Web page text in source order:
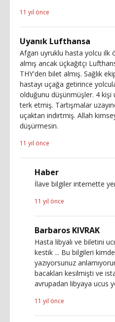
11 yıl önce
Uyanık Lufthansa
Afgan uyruklu hasta yolcu ilk
almış ancak üçkağıtçı
THY'den bilet almış. Sağlık
hastayı uçağa getirince
olduğunu düşünmüşler. 4 kişi
terk etmiş. Tartışmalar
uçaktan indirtmiş. Allah
düşürmesin.
11 yıl önce
Haber
İlave bilgiler internette
11 yıl önce
Barbaros KIVRAK
Hasta libyalı ve biletini
kestik ... Bu bilgileri
yazıyorsunuz
bacakları kesilmişti ve
avrupadan libyaya ucus
11 yıl önce